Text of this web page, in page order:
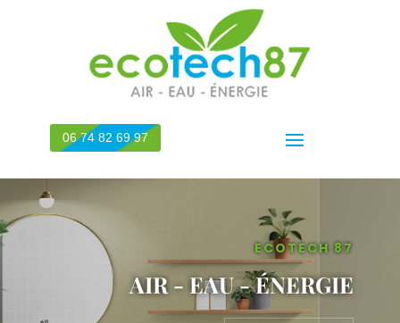
06 74 82 69 97
ECOTECH 87
AIR - EAU - ÉNERGIE